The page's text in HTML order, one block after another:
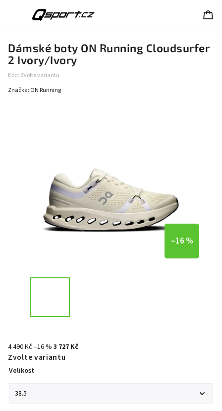
Dámské boty ON Running Cloudsurfer
2 Ivory/Ivory
Kód: Zvolte variantu
Značka: ON Running
–16 %
4 490 Kč–16 % 3 727 Kč
Zvolte variantu
Velikost